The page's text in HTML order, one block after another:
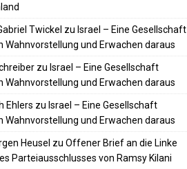
Twickel zu Israel – Eine Gesellschaft
Wahnvorstellung und Erwachen daraus
zu Israel – Eine Gesellschaft
Wahnvorstellung und Erwachen daraus
Ehlers zu Israel – Eine Gesellschaft
Wahnvorstellung und Erwachen daraus
Heusel zu Offener Brief an die Linke
Parteiausschlusses von Ramsy Kilani